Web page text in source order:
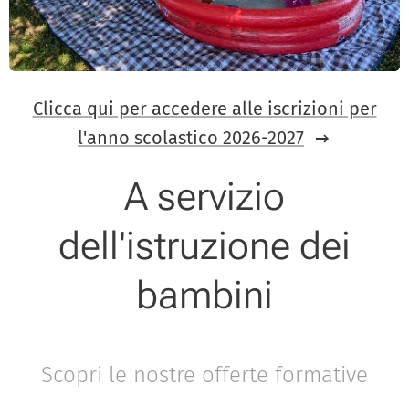
Clicca qui per accedere alle iscrizioni per
l'anno scolastico 2026-2027
A servizio
dell'istruzione dei
bambini
Scopri le nostre offerte formative